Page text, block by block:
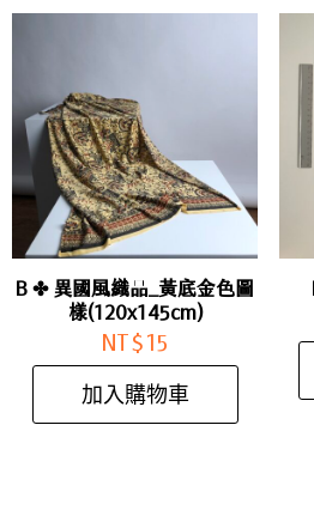
B ✤ 異國風織品_黃底金色圖
樣(120x145cm)
NT$ 15
加入購物車